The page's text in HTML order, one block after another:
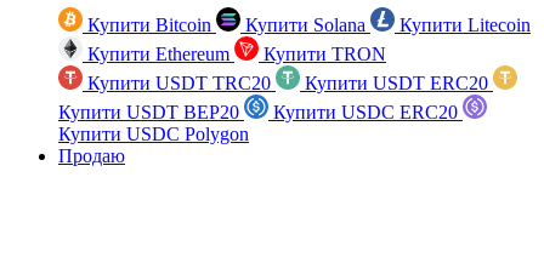
Купити Bitcoin Купити Solana
Купити Litecoin
Купити Ethereum
Купити TRON
Купити USDT TRC20
Купити USDT ERC20
Купити USDT BEP20
Купити USDC ERC20
Купити USDC Polygon
Продаю